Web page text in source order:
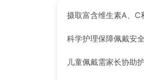
摄取富含维生素A、C
科学护理保障佩戴安全
儿童佩戴需家长协助